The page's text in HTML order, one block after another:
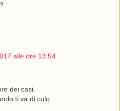
alle ore 13:54
dei casi.
ti va di culo.